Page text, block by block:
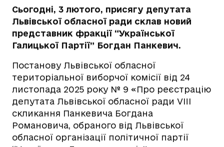
Сьогодні, 3 лютого, присягу депутата
Львівської обласної ради склав новий
представник фракції “Української
Галицької Партії” Богдан Панкевич.
Постанову Львівської обласної
територіальної виборчої комісії від 24
листопада 2025 року № 9 «Про реєстрацію
депутата Львівської обласної ради VIII
скликання Панкевича Богдана
Романовича, обраного від Львівської
обласної організації політичної партії